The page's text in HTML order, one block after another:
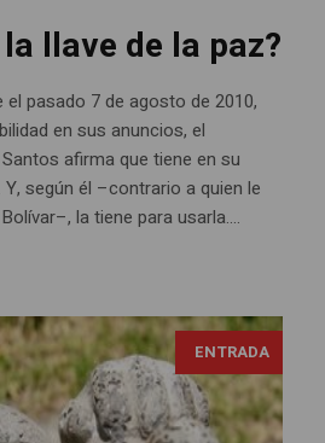
llave de la paz?
el pasado 7 de agosto de 2010,
en sus anuncios, el
afirma que tiene en su
según él –contrario a quien le
la tiene para usarla....
ENTRADA